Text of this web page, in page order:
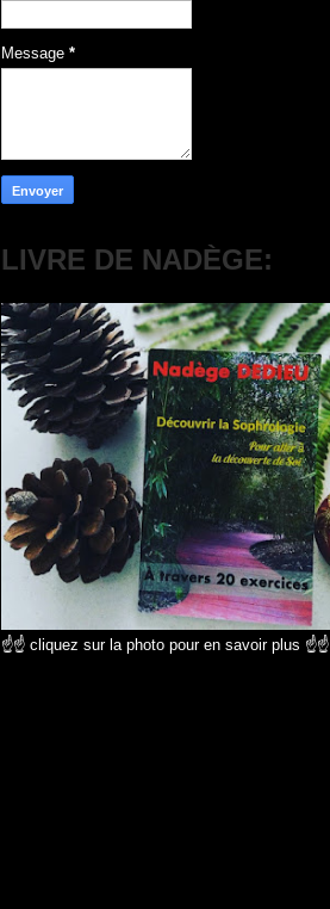
Message *
LIVRE DE NADÈGE:
☝☝ cliquez sur la photo pour en savoir plus ☝☝